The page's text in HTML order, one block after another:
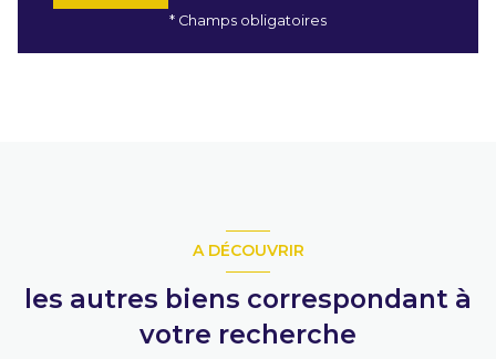
* Champs obligatoires
A DÉCOUVRIR
les autres biens correspondant à
votre recherche